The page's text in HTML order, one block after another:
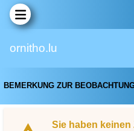
ornitho.lu
BEMERKUNG ZUR
Sie haben